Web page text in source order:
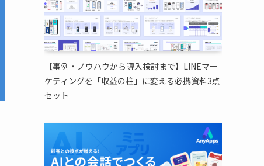
【事例・ノウハウから導入検討まで】LINEマー
ケティングを「収益の柱」に変える必携資料3点
セット